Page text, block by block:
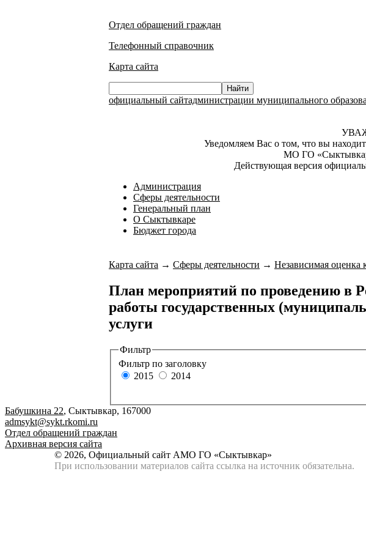
Отдел обращений граждан
Телефонный справочник
Карта сайта
официальный сайтадминистрации муниципального
Уведомляем Вас о том, что вы
МО ГО
Действующая версия
Администрация
Сферы деятельности
Генеральный план
О Сыктывкаре
Бюджет города
Карта сайта → Сферы деятельности → Независимая оценка
План мероприятий по проведению в
работы государственных
услуги
Фильтр
Фильтр по заголовку
2015
2014
Бабушкина 22, Сыктывкар, 167000
admsykt@sykt.rkomi.ru
Отдел обращений граждан
Архивная версия сайта
© 2026, Официальный сайт АМО ГО «Сыктывкар»
При использовании материалов сайта ссылка на источник обязательна.